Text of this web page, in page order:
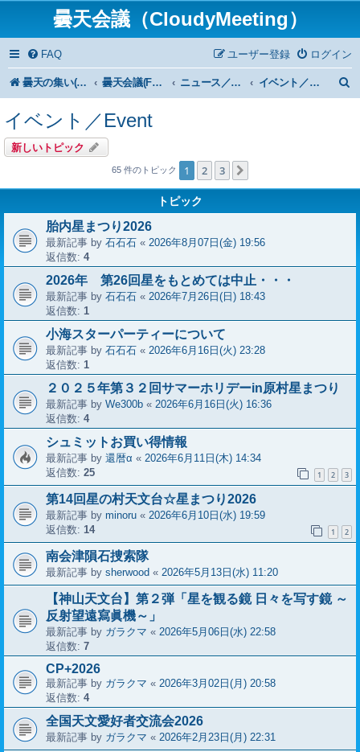
曇天会議（CloudyMeeting）
FAQ ログイン
ユーザー登録
曇天の集い(HP)トップ 曇天会議(Forum)トップ ニュース／News イベント／Event
イベント／Event
新しいトピック
65 件のトピック 1 2 3
トピック
胎内星まつり2026
最新記事 by 石石石 « 2026年8月07日(金) 19:56
返信数: 4
2026年 第26回星をもとめては中止・・・
最新記事 by 石石石 « 2026年7月26日(日) 18:43
返信数: 1
小海スターパーティーについて
最新記事 by 石石石 « 2026年6月16日(火) 23:28
返信数: 1
２０２５年第３２回サマーホリデーin原村星まつり
最新記事 by We300b « 2026年6月16日(火) 16:36
返信数: 4
シュミットお買い得情報
最新記事 by 還暦α « 2026年6月11日(木) 14:34
返信数: 25 1 2 3
第14回星の村天文台☆星まつり2026
最新記事 by minoru « 2026年6月10日(水) 19:59
返信数: 14 1 2
南会津隕石捜索隊
最新記事 by sherwood « 2026年5月13日(水) 11:20
【神山天文台】第２弾「星を観る鏡 日々を写す鏡 ～
反射望遠寫眞機～」
最新記事 by ガラクマ « 2026年5月06日(水) 22:58
返信数: 7
CP+2026
最新記事 by ガラクマ « 2026年3月02日(月) 20:58
返信数: 4
全国天文愛好者交流会2026
最新記事 by ガラクマ « 2026年2月23日(月) 22:31